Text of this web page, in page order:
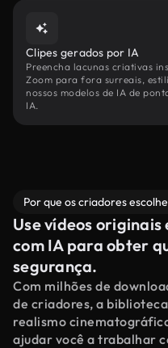
Clipes gerados por IA
Preencha lacunas criativas
Zoom para fora surreais,
nossos modelos de IA de
IA.
Por que os criadores
Use vídeos originais
com IA para obter
segurança.
Com milhões de
de criadores, a
realismo
ajudar você a trabalhar